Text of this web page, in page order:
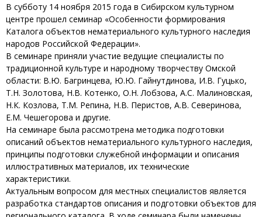
В субботу 14 ноября 2015 года в Сибирском культурном
центре прошел семинар «Особенности формирования
Каталога объектов нематериального культурного наследия
народов Российской Федерации».
В семинаре приняли участие ведущие специалисты по
традиционной культуре и народному творчеству Омской
области: В.Ю. Багринцева, Ю.Ю. Гайнутдинова, И.В. Гуцько,
Т.Н. Золотова, Н.В. Котенко, О.Н. Лобзова, А.С. Малиновская,
Н.К. Козлова, Т.М. Репина, Н.В. Перистов, А.В. Северинова,
Е.М. Чешегорова и другие.
На семинаре была рассмотрена методика подготовки
описаний объектов нематериального культурного наследия,
принципы подготовки служебной информации и описания
иллюстративных материалов, их технические
характеристики.
Актуальным вопросом для местных специалистов является
разработка стандартов описания и подготовки объектов для